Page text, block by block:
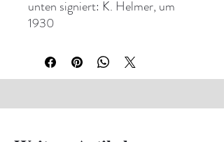
unten signiert: K. Helmer, um
1930